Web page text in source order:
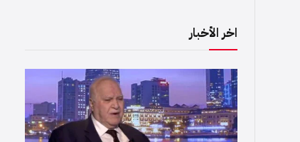
اخر الأخبار